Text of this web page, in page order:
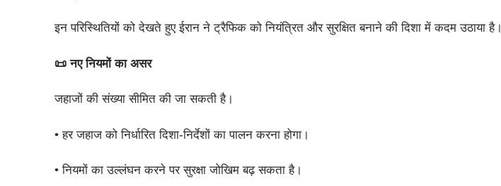
इन परिस्थितियों को देखते हुए ईरान ने ट्रैफिक को नियंत्रित और सुरक्षित बनाने की दिशा में कदम उठाया है।
📜 नए नियमों का असर
जहाजों की संख्या सीमित की जा सकती है।
• हर जहाज को निर्धारित दिशा-निर्देशों का पालन करना होगा।
• नियमों का उल्लंघन करने पर सुरक्षा जोखिम बढ़ सकता है।